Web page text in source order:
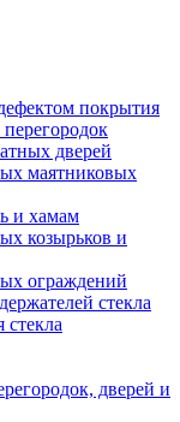
покрытия
дверей
маятниковых
и хамам
козырьков и
ограждений
стекла
стекла
дверей и